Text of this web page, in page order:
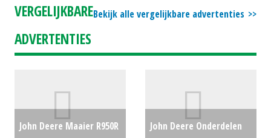
Bekijk alle vergelijkbare advertenties
VERGELIJKBARE
ADVERTENTIES
John Deere Maaier R950R
John Deere Onderdelen